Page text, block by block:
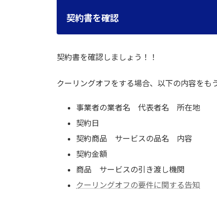
契約書を確認
契約書を確認しましょう！！
クーリングオフをする場合、以下の内容をも
事業者の業者名 代表者名 所在地
契約日
契約商品 サービスの品名 内容
契約金額
商品 サービスの引き渡し機関
クーリングオフの要件に関する告知